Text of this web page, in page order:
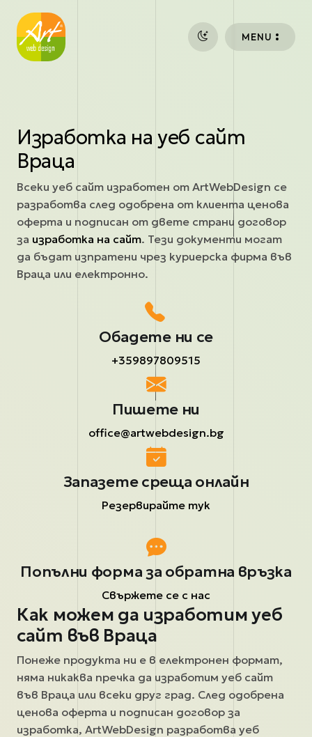
MENU
Изработка на уеб сайт
Враца
Всеки уеб сайт изработен от ArtWebDesign се
разработва след одобрена от клиента ценова
оферта и подписан от двете страни договор
за изработка на сайт. Тези документи могат
да бъдат изпратени чрез куриерска фирма във
Враца или електронно.
Обадете ни се
+359897809515
Пишете ни
office@artwebdesign.bg
Запазете среща онлайн
Резервирайте тук
Попълни форма за обратна връзка
Свържете се с нас
Как можем да изработим уеб
сайт във Враца
Понеже продукта ни е в електронен формат,
няма никаква пречка да изработим уеб сайт
във Враца или всеки друг град. След одобрена
ценова оферта и подписан договор за
изработка, ArtWebDesign разработва уеб